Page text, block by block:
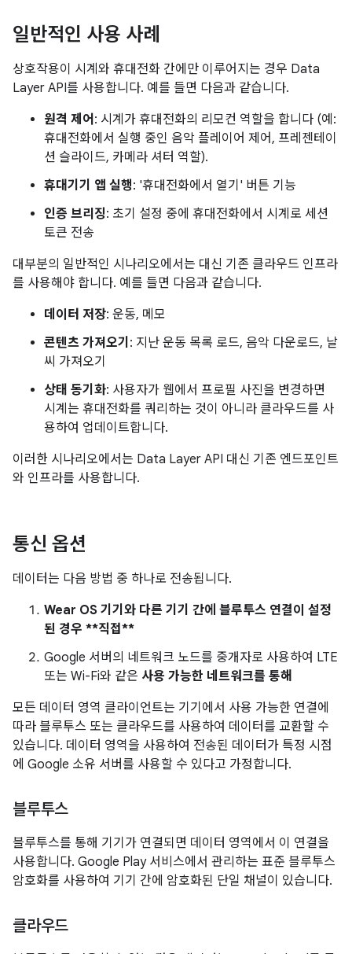
일반적인 사용 사례
상호작용이 시계와 휴대전화 간에만 이루어지는 경우 Data
Layer API를 사용합니다. 예를 들면 다음과 같습니다.
원격 제어 : 시계가 휴대전화의 리모컨 역할을 합니다 (예:
휴대전화에서 실행 중인 음악 플레이어 제어, 프레젠테이
션 슬라이드, 카메라 셔터 역할).
휴대기기 앱 실행: '휴대전화에서 열기' 버튼 기능
인증 브리징: 초기 설정 중에 휴대전화에서 시계로 세션
토큰 전송
대부분의 일반적인 시나리오에서는 대신 기존 클라우드 인프라
를 사용해야 합니다. 예를 들면 다음과 같습니다.
데이터 저장: 운동, 메모
콘텐츠 가져오기 : 지난 운동 목록 로드, 음악 다운로드, 날
씨 가져오기
상태 동기화: 사용자가 웹에서 프로필 사진을 변경하면
시계는 휴대전화를 쿼리하는 것이 아니라 클라우드를 사
용하여 업데이트합니다.
이러한 시나리오에서는 Data Layer API 대신 기존 엔드포인트
와 인프라를 사용합니다.
통신 옵션
데이터는 다음 방법 중 하나로 전송됩니다.
Wear OS 기기와 다른 기기 간에 블루투스 연결이 설정
된 경우 **직접**
Google 서버의 네트워크 노드를 중개자로 사용하여 LTE
또는 Wi-Fi와 같은 사용 가능한 네트워크를 통해
모든 데이터 영역 클라이언트는 기기에서 사용 가능한 연결에
따라 블루투스 또는 클라우드를 사용하여 데이터를 교환할 수
있습니다. 데이터 영역을 사용하여 전송된 데이터가 특정 시점
에 Google 소유 서버를 사용할 수 있다고 가정합니다.
블루투스
블루투스를 통해 기기가 연결되면 데이터 영역에서 이 연결을
사용합니다. Google Play 서비스에서 관리하는 표준 블루투스
암호화를 사용하여 기기 간에 암호화된 단일 채널이 있습니다.
클라우드